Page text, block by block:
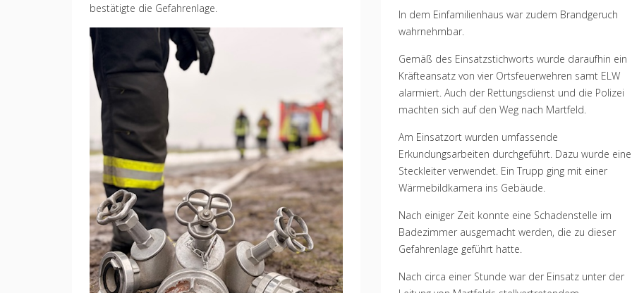
bestätigte die Gefahrenlage.
In dem Einfamilienhaus war zudem Brandgeruch
wahrnehmbar.
Gemäß des Einsatzstichworts wurde daraufhin ein
Kräfteansatz von vier Ortsfeuerwehren samt ELW
alarmiert. Auch der Rettungsdienst und die Polizei
machten sich auf den Weg nach Martfeld.
Am Einsatzort wurden umfassende
Erkundungsarbeiten durchgeführt. Dazu wurde eine
Steckleiter verwendet. Ein Trupp ging mit einer
Wärmebildkamera ins Gebäude.
Nach einiger Zeit konnte eine Schadenstelle im
Badezimmer ausgemacht werden, die zu dieser
Gefahrenlage geführt hatte.
Nach circa einer Stunde war der Einsatz unter der